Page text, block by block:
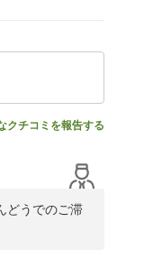
クチコミを報告する
どうでのご滞